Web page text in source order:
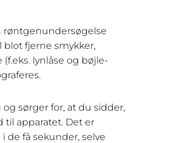
fjerne smykker,
lynlåse og bøjle-
sørger for, at du sidder,
til apparatet. Det er
de få sekunder, selve